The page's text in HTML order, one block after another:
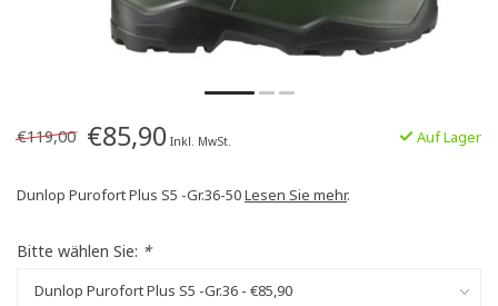
€119,00 €85,90 Inkl. MwSt. Auf Lager
Dunlop Purofort Plus S5 -Gr.36-50Lesen Sie mehr.
Bitte wählen Sie: *